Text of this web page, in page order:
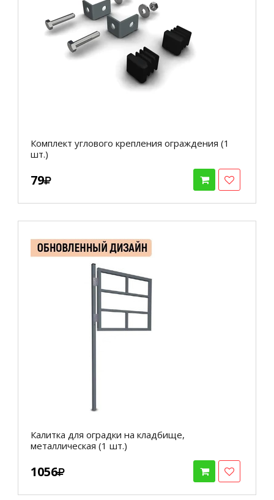
Комплект углового крепления ограждения (1
шт.)
79
Калитка для оградки на кладбище,
металлическая (1 шт.)
1056